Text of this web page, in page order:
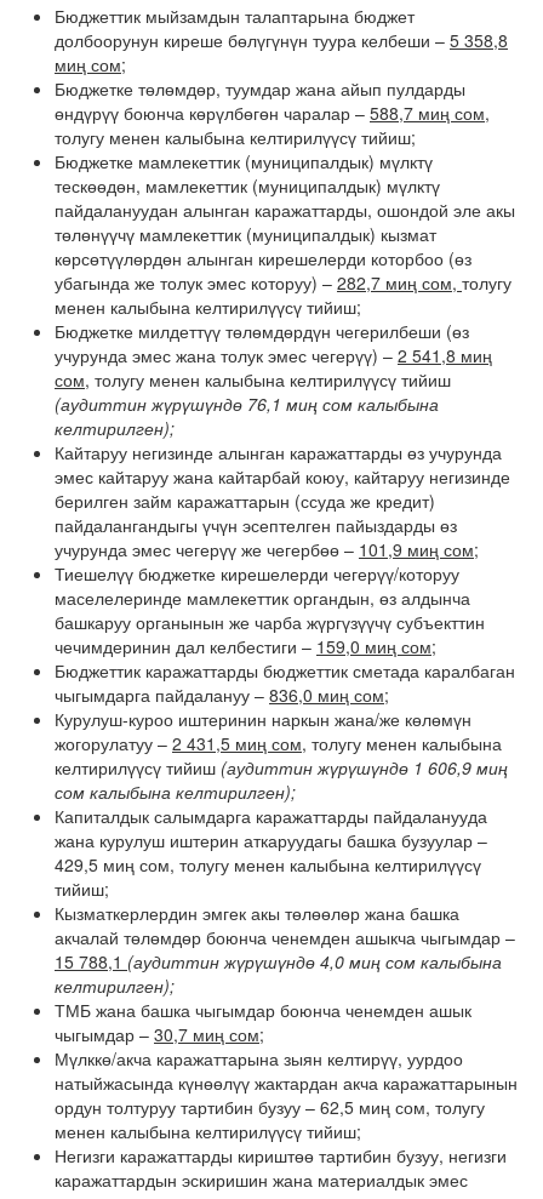
Бюджеттик мыйзамдын талаптарына бюджет
долбоорунун киреше бөлүгүнүн туура келбеши – 5 358,8
миң сом;
Бюджетке төлөмдөр, туумдар жана айып пулдарды
өндүрүү боюнча көрүлбөгөн чаралар – 588,7 миң сом,
толугу менен калыбына келтирилүүсү тийиш;
Бюджетке мамлекеттик (муниципалдык) мүлктү
тескөөдөн, мамлекеттик (муниципалдык) мүлктү
пайдалануудан алынган каражаттарды, ошондой эле акы
төлөнүүчү мамлекеттик (муниципалдык) кызмат
көрсөтүүлөрдөн алынган кирешелерди которбоо (өз
убагында же толук эмес которуу) – 282,7 миң сом, толугу
менен калыбына келтирилүүсү тийиш;
Бюджетке милдеттүү төлөмдөрдүн чегерилбеши (өз
учурунда эмес жана толук эмес чегерүү) – 2 541,8 миң
сом, толугу менен калыбына келтирилүүсү тийиш
(аудиттин жүрүшүндө 76,1 миң сом калыбына
келтирилген);
Кайтаруу негизинде алынган каражаттарды өз учурунда
эмес кайтаруу жана кайтарбай коюу, кайтаруу негизинде
берилген займ каражаттарын (ссуда же кредит)
пайдалангандыгы үчүн эсептелген пайыздарды өз
учурунда эмес чегерүү же чегербөө – 101,9 миң сом;
Тиешелүү бюджетке кирешелерди чегерүү/которуу
маселелеринде мамлекеттик органдын, өз алдынча
башкаруу органынын же чарба жүргүзүүчү субъекттин
чечимдеринин дал келбестиги – 159,0 миң сом;
Бюджеттик каражаттарды бюджеттик сметада каралбаган
чыгымдарга пайдалануу – 836,0 миң сом;
Курулуш-куроо иштеринин наркын жана/же көлөмүн
жогорулатуу – 2 431,5 миң сом, толугу менен калыбына
келтирилүүсү тийиш (аудиттин жүрүшүндө 1 606,9 миң
сом калыбына келтирилген);
Капиталдык салымдарга каражаттарды пайдаланууда
жана курулуш иштерин аткаруудагы башка бузуулар –
429,5 миң сом, толугу менен калыбына келтирилүүсү
тийиш;
Кызматкерлердин эмгек акы төлөөлөр жана башка
акчалай төлөмдөр боюнча ченемден ашыкча чыгымдар –
15 788,1 (аудиттин жүрүшүндө 4,0 миң сом калыбына
келтирилген);
ТМБ жана башка чыгымдар боюнча ченемден ашык
чыгымдар – 30,7 миң сом;
Мүлккө/акча каражаттарына зыян келтирүү, уурдоо
натыйжасында күнөөлүү жактардан акча каражаттарынын
ордун толтуруу тартибин бузуу – 62,5 миң сом, толугу
менен калыбына келтирилүүсү тийиш;
Негизги каражаттарды кириштөө тартибин бузуу, негизги
каражаттардын эскиришин жана материалдык эмес